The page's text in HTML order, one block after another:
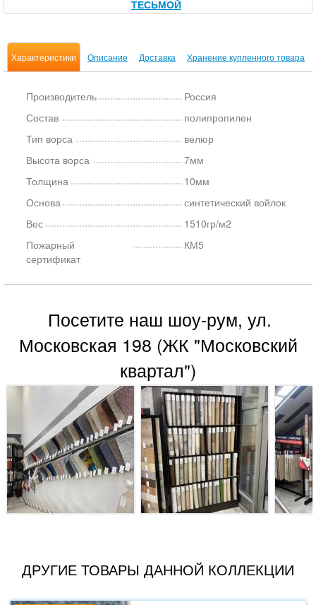
ТЕСЬМОЙ
Характеристики Описание Доставка Хранение купленного товара
Производитель
Россия
Состав
полипропилен
Тип ворса
велюр
Высота ворса
7мм
Толщина
10мм
Основа
синтетический войлок
Вес
1510гр/м2
Пожарный
сертификат
КМ5
Посетите наш шоу-рум, ул.
Московская 198 (ЖК "Московский
квартал")
ДРУГИЕ ТОВАРЫ ДАННОЙ КОЛЛЕКЦИИ